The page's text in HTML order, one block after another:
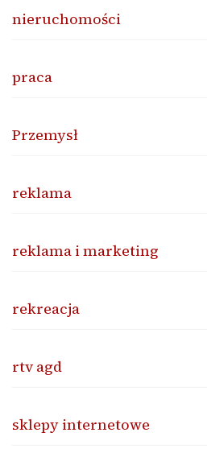
nieruchomości
praca
Przemysł
reklama
reklama i marketing
rekreacja
rtv agd
sklepy internetowe